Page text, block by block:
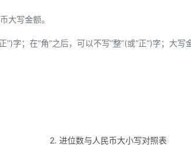
大写金额。
字；在“角”之后，可以不写“整”(或“正”)字；大写
2. 进位数与人民币大小写对照表